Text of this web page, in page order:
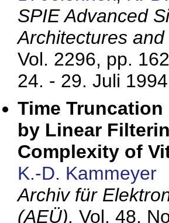
SPIE Advanced
Architectures
Vol. 2296, pp.
24. - 29. Juli 1994
Time
by Linear
Complexity of
K.-D. Kammeyer
Archiv für
(AEÜ), Vol. 48,